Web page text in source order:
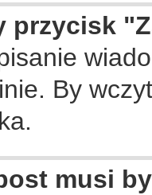
przycisk
By
musi